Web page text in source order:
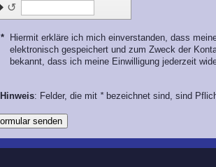
↺
*
Hiermit erkläre ich mich einverstanden, dass
elektronisch gespeichert und zum Zweck der
bekannt, dass ich meine Einwilligung jederzeit
Hinweis : Felder, die mit *bezeichnet sind, sind